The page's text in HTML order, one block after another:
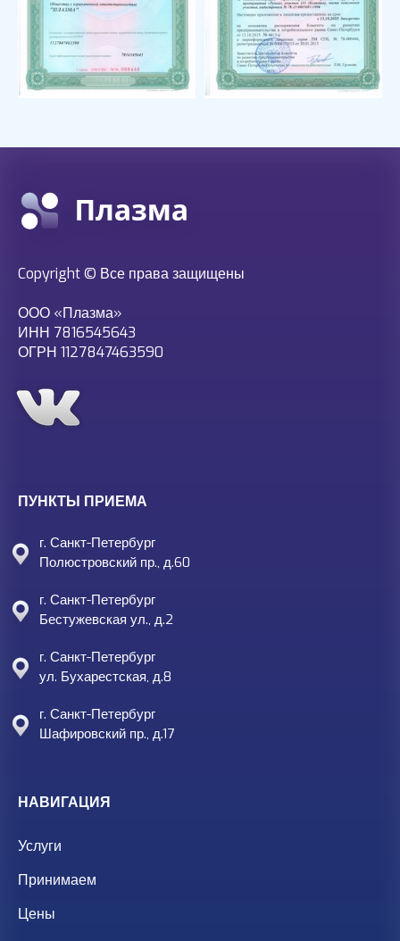
Copyright © Все права защищены
ООО «Плазма»
ИНН 7816545643
ОГРН 1127847463590
ПУНКТЫ ПРИЕМА
г. Санкт-Петербург
Полюстровский пр., д.60
г. Санкт-Петербург
Бестужевская ул., д.2
г. Санкт-Петербург
ул. Бухарестская, д.8
г. Санкт-Петербург
Шафировский пр., д.17
НАВИГАЦИЯ
Услуги
Принимаем
Цены